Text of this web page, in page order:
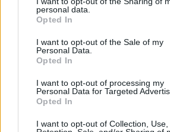
personal data.
Opted In
I want to opt-out of the Sale of my
Personal Data.
Opted In
I want to opt-out of processing my
Personal Data for Targeted
Opted In
I want to opt-out of Collection, Use,
- Jeg frygter især, at vi må
af busserne for at komme på
Helt konkret kan de manglende
at nogle ruter må sløjfes helt -